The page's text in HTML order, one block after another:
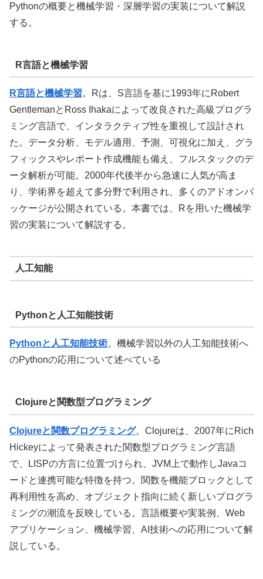
Pythonの概要と機械学習・深層学習の実装について解説
する。
R言語と機械学習
R言語と機械学習。
Rは、S言語を基に1993年にRobert
GentlemanとRoss Ihakaによって改良された高級プログラ
ミング言語で、インタラクティブ性を重視して設計され
た。データ分析、モデル適用、予測、可視化に加え、グラ
フィックスやレポート作成機能も備え、フルスタックのデ
ータ解析が可能。2000年代後半から急速に人気が高ま
り、学術界を超えて多分野で利用され、多くのアドオンパ
ッケージが公開されている。本書では、Rを用いた機械学
習の実装について解説する。
人工知能
Pythonと人工知能技術
Pythonと人工知能技術。機械学習以外の人工知能技術へ
のPythonの応用について述べている
Clojureと関数型プログラミング
Clojureと関数プログラミング。 Clojureは、2007年にRich
Hickeyによって発表された関数型プログラミング言語
で、LISPの方言に位置づけられ、JVM上で動作しJavaコ
ードと連携可能な特徴を持つ。関数を機能ブロックとして
再利用性を高め、オブジェクト指向に続く新しいプログラ
ミングの潮流を反映している。言語概要や実装例、Web
アプリケーション、機械学習、AI技術への応用について解
説している。